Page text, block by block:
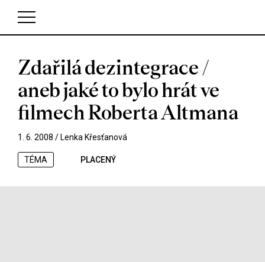
V košíku zatím nemáte žádné položky.
Zdařilá dezintegrace /
aneb jaké to bylo hrát ve
filmech Roberta Altmana
1. 6. 2008 / Lenka Křesťanová
TÉMA PLACENÝ